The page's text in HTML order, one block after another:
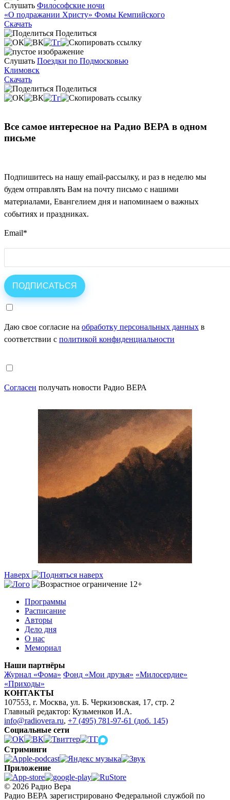
Слушать Философские ночи
«О подражании Христу» Фомы Кемпийского
Скачать
Поделиться
Слушать Поездки по Подмосковью
Климовск
Скачать
Поделиться
Все самое интересное на Радио ВЕРА в одном
письме
Подпишитесь на нашу email-рассылку, и раз в неделю мы
будем отправлять Вам на почту письмо с нашими
материалами, Евангелием дня и напоминаем о важных
событиях и праздниках.
Email*
Даю свое согласие на обработку персональных данных в
соответствии с политикой конфиденциальности
Согласен получать новости Радио ВЕРА
Наверх
Программы
Расписание
Авторы
Дело дня
О нас
Мемориал
Наши партнёры
Журнал «Фома» Фонд «Мои друзья» «Милосердие»
«Приходы»
КОНТАКТЫ
107553, г. Москва, ул. Б. Черкизовская, 17, стр. 2
Главный редактор: Кузьменков И.А.
info@radiovera.ru, +7 (495) 781-97-61 (доб. 145)
Социальные сети
Стриминги
Приложение
© 2026 Радио Вера
Радио ВЕРА зарегистрировано Федеральной службой по